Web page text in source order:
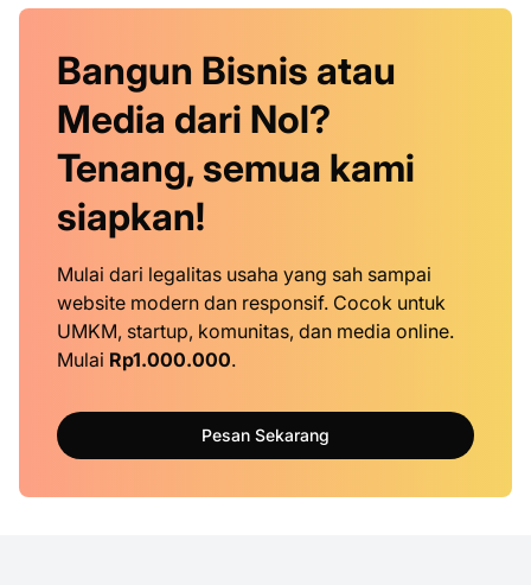
Bangun Bisnis atau
Media dari Nol?
Tenang, semua kami
siapkan!
Mulai dari legalitas usaha yang sah sampai
website modern dan responsif. Cocok untuk
UMKM, startup, komunitas, dan media online.
Mulai Rp1.000.000.
Pesan Sekarang